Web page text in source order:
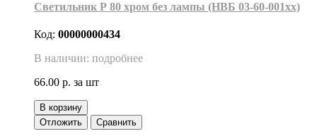
Светильник Р 80 хром без лампы (НВБ 03-60-001хх)
Код: 00000000434
В наличии: подробнее
66.00 р. за шт
В корзину
Отложить
Сравнить